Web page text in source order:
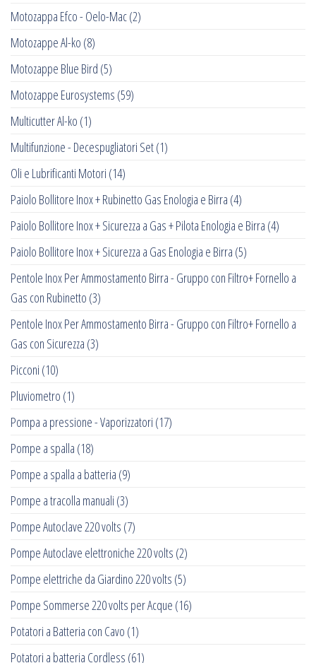
Motozappa Efco - Oelo-Mac(2)
Motozappe Al-ko (8)
Motozappe Blue Bird (5)
Motozappe Eurosystems (59)
Multicutter Al-ko (1)
Multifunzione - Decespugliatori Set(1)
Oli e Lubrificanti Motori (14)
Paiolo Bollitore Inox + Rubinetto Gas Enologia e Birra (4)
Paiolo Bollitore Inox + Sicurezza a Gas + Pilota Enologia e Birra (4)
Paiolo Bollitore Inox + Sicurezza a Gas Enologia e Birra (5)
Pentole Inox Per Ammostamento Birra - Gruppo con Filtro+ Fornello a
Gas con Rubinetto (3)
Pentole Inox Per Ammostamento Birra - Gruppo con Filtro+ Fornello a
Gas con Sicurezza (3)
Picconi (10)
Pluviometro (1)
Pompa a pressione - Vaporizzatori (17)
Pompe a spalla (18)
Pompe a spalla a batteria (9)
Pompe a tracolla manuali (3)
Pompe Autoclave 220 volts (7)
Pompe Autoclave elettroniche 220 volts (2)
Pompe elettriche da Giardino 220 volts (5)
Pompe Sommerse 220 volts per Acque (16)
Potatori a Batteria con Cavo (1)
Potatori a batteria Cordless (61)